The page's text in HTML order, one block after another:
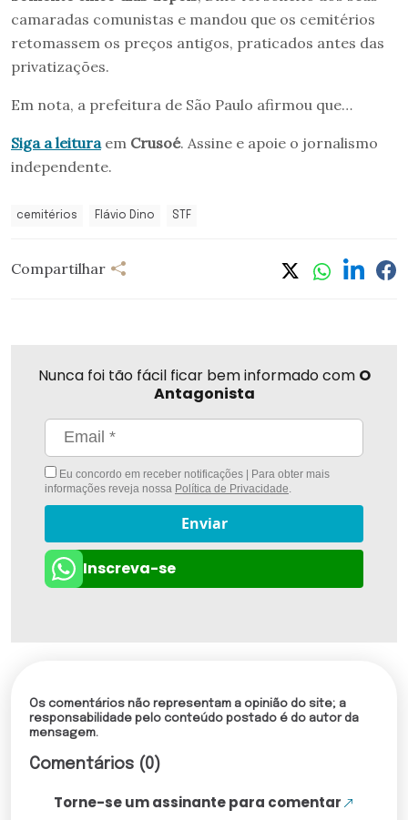
camaradas comunistas e mandou que os cemitérios
retomassem os preços antigos, praticados antes das
privatizações.
Em nota, a prefeitura de São Paulo afirmou que…
Siga a leituraem Crusoé. Assine e apoie o jornalismo
independente.
cemitérios Flávio Dino STF
Compartilhar
Nunca foi tão fácil ficar bem informado com O
Antagonista
Eu concordo em receber notificações | Para obter mais
informações reveja nossa Política de Privacidade
Enviar
Inscreva-se
Os comentários não representam a opinião do site; a
responsabilidade pelo conteúdo postado é do autor da
mensagem.
Comentários (0)
Torne-se um assinante para comentar